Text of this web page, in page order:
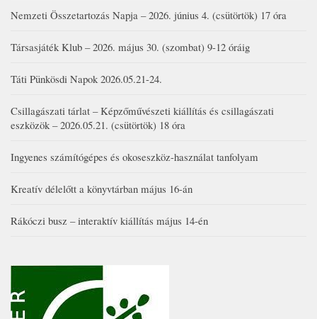
Nemzeti Összetartozás Napja – 2026. június 4. (csütörtök) 17 óra
Társasjáték Klub – 2026. május 30. (szombat) 9-12 óráig
Táti Pünkösdi Napok 2026.05.21-24.
Csillagászati tárlat – Képzőművészeti kiállítás és csillagászati
eszközök – 2026.05.21. (csütörtök) 18 óra
Ingyenes számítógépes és okoseszköz-használat tanfolyam
Kreatív délelőtt a könyvtárban május 16-án
Rákóczi busz – interaktív kiállítás május 14-én